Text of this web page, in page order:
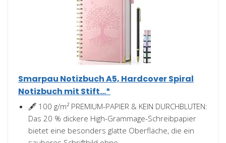
Smarpau Notizbuch A5, Hardcover Spiral
Notizbuch mit Stift...*
🖋 100 g/m² PREMIUM-PAPIER & KEIN DURCHBLUTEN:
Das 20 % dickere High-Grammage-Schreibpapier
bietet eine besonders glatte Oberfläche, die ein